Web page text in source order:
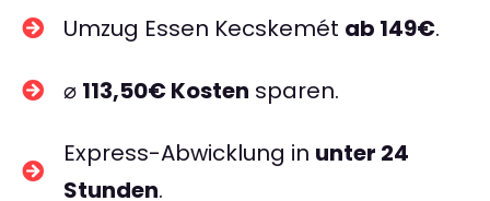
Umzug Essen Kecskemét ab 149€.
⌀ 113,50€ Kosten sparen.
Express-Abwicklung in unter 24
Stunden.